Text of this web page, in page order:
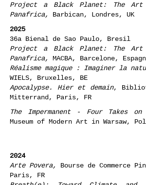
Project a Black Planet: The
Panafrica,
Barbican, Londres, UK
2025
36a Bienal de Sao Paulo, Bresil
Project a Black Planet: The
Panafrica, MACBA, Barcelone,
Réalisme magique : Imaginer la
WIELS, Bruxelles, BE
Apocalypse. Hier et demain,
Mitterrand, Paris, FR
The Impermanent - Four Takes
Museum of Modern Art in Warsaw,
2024
Arte Povera, Bourse de Commerce
Paris, FR